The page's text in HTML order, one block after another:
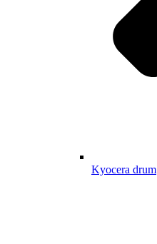
Kyocera drum